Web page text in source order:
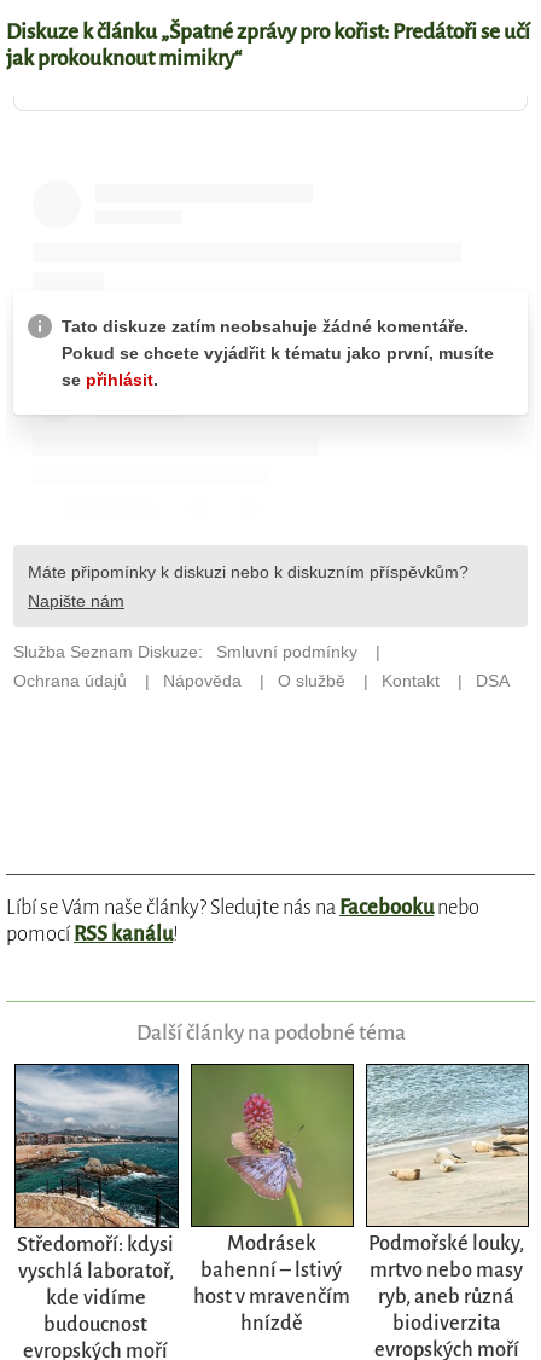
Diskuze k článku „Špatné zprávy pro kořist: Predátoři se učí
jak prokouknout mimikry“
Líbí se Vám naše články? Sledujte nás na Facebookunebo
pomocí RSS kanálu!
Další články na podobné téma
Středomoří: kdysi
vyschlá laboratoř,
kde vidíme
budoucnost
evropských moří
Modrásek
bahenní – lstivý
host v mravenčím
hnízdě
Podmořské louky,
mrtvo nebo masy
ryb, aneb různá
biodiverzita
evropských moří